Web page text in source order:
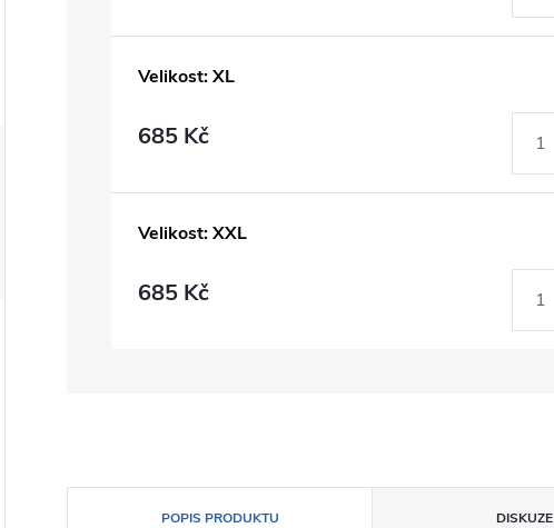
Velikost: XL
685 Kč
Velikost: XXL
685 Kč
POPIS PRODUKTU DISKUZE